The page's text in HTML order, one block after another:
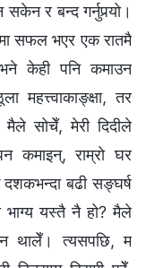
र बन्द गर्नुपर्‍यो।
सफल भएर एक रातमै
केही पनि कमाउन
महत्त्वाकाङ्क्षा, तर
सोचेँ, मेरी दिदीले
कमाइन्, राम्रो घर
बढी सङ्घर्ष
यस्तै नै हो? मैले
थालेँ। त्यसपछि, म